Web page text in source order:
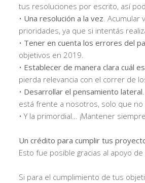
tus resoluciones por escrito, así
• Una resolución a la vez .
prioridades, ya que si intentás
• Tener en cuenta los errores del
objetivos en 2019.
• Establecer de manera clara cuál
pierda relevancia con el correr de
• Desarrollar el pensamiento lateral
está frente a nosotros, solo que
• Y la primordial… ¡Mantener
Un crédito para cumplir tus
Esto fue posible gracias al apoyo
Si para el cumplimiento de tus